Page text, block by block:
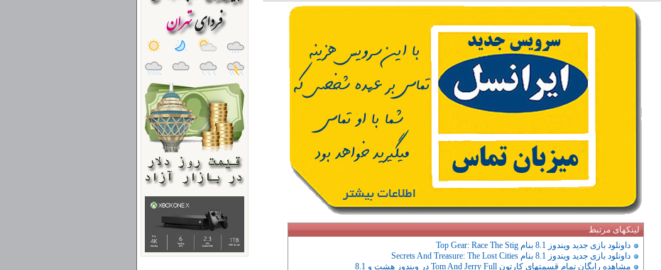
لینکهای مرتبط
داونلود بازی جدید ویندوز 8.1 بنام Top Gear: Race The Stig
داونلود بازی جدید ویندوز 8.1 بنام Secrets And Treasure: The Lost Cities
مشاهده رایگان تمام قسمتهای کارتون Tom And Jerry Full در ویندوز هشت و 8.1